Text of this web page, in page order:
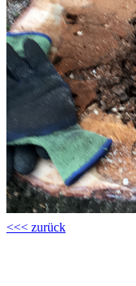
<<< zurück